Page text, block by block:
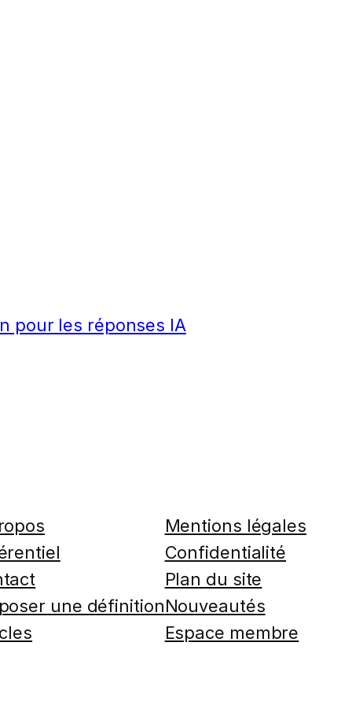
pour les réponses IA
une définition
Mentions légales
Confidentialité
Plan du site
Nouveautés
Espace membre